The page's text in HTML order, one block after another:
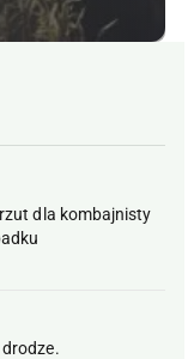
dla kombajnisty